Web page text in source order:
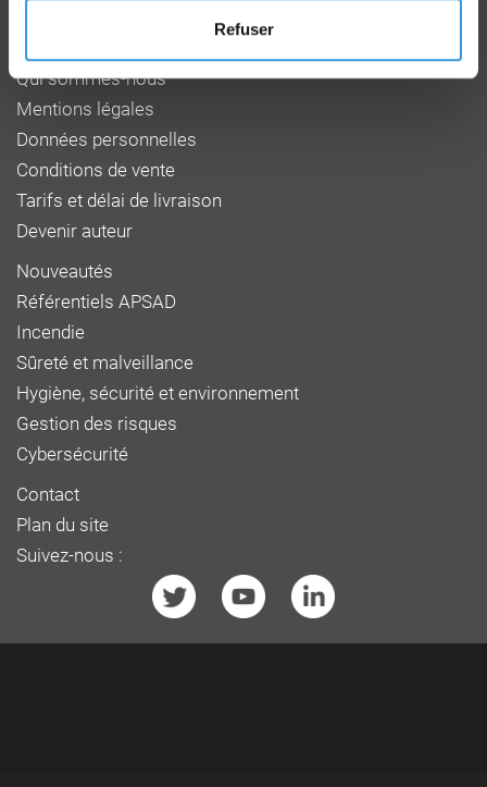
Refuser
Qui sommes-nous
Mentions légales
Données personnelles
Conditions de vente
Tarifs et délai de livraison
Devenir auteur
Nouveautés
Référentiels APSAD
Incendie
Sûreté et malveillance
Hygiène, sécurité et environnement
Gestion des risques
Cybersécurité
Contact
Plan du site
Suivez-nous :